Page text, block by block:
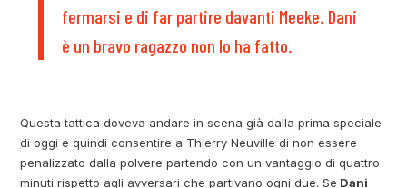
fermarsi e di far partire davanti Meeke. Dani
è un bravo ragazzo non lo ha fatto.
Questa tattica doveva andare in scena già dalla prima speciale
di oggi e quindi consentire a Thierry Neuville di non essere
penalizzato dalla polvere partendo con un vantaggio di quattro
minuti rispetto agli avversari che partivano ogni due. Se Dani